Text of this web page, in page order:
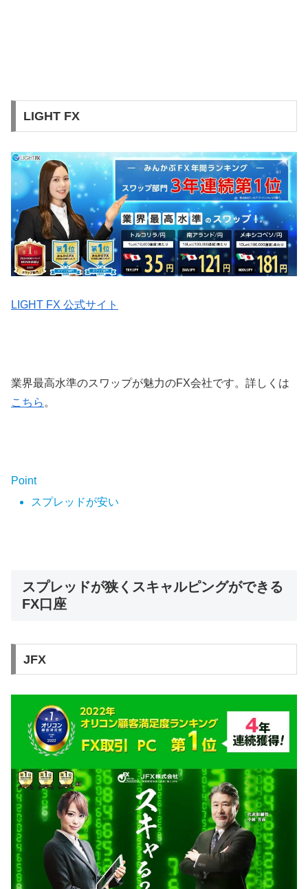
LIGHT FX
LIGHT FX 公式サイト
業界最高水準のスワップが魅力のFX会社です。詳しくは
こちら 。
Point
スプレッドが安い
スプレッドが狭くスキャルピングができる
FX口座
JFX